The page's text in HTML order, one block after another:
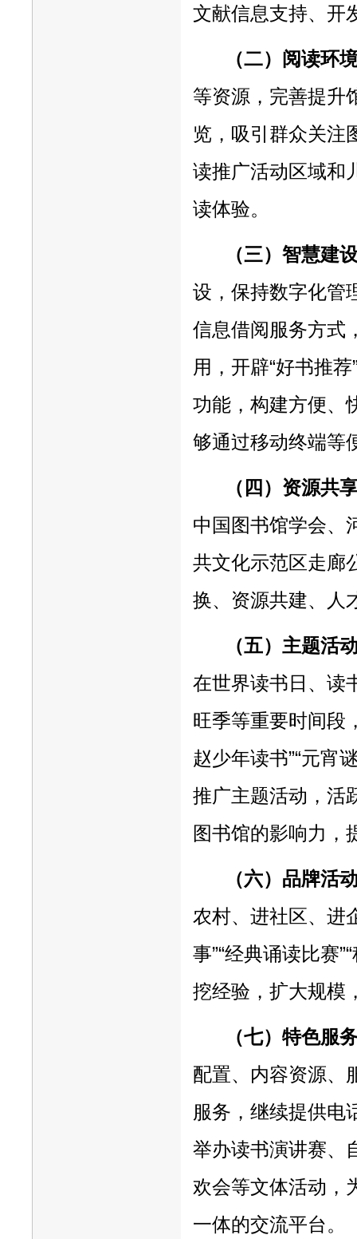
文献信息支持、开
（二）阅读环
等资源，完善提升
览，吸引群众关注
读推广活动区域和
读体验。
（三）智慧建
设，保持数字化管
信息借阅服务方式
用，开辟“好书推
功能，构建方便、
够通过移动终端等
（四）资源共
中国图书馆学会、
共文化示范区走廊
换、资源共建、人
（五）主题活
在世界读书日、读
旺季等重要时间段
赵少年读书”“元宵
推广主题活动，活
图书馆的影响力，
（六）品牌活
农村、进社区、进
事”“经典诵读比赛
挖经验，扩大规模
（七）特色服
配置、内容资源、
服务，继续提供电
举办读书演讲赛、
欢会等文体活动，
一体的交流平台。